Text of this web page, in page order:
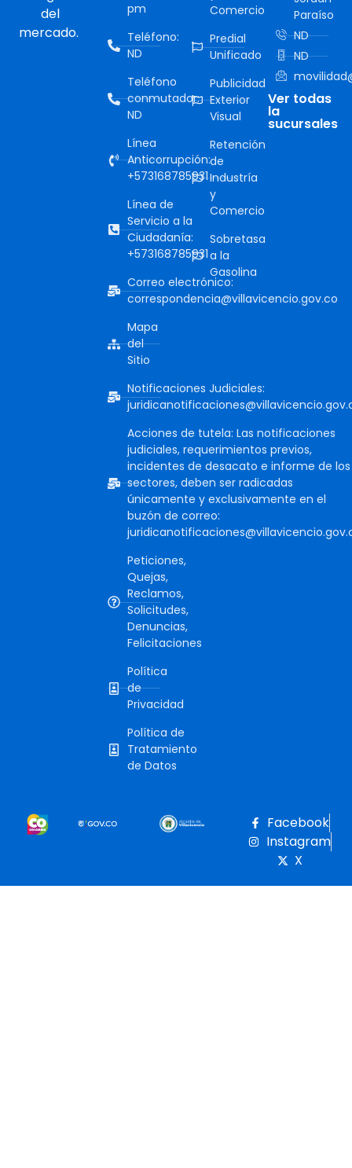
del
mercado.
pm
Teléfono:
ND
Teléfono
conmutador:
ND
Línea
Anticorrupción:
+573168785931
Línea de
Servicio a la
Ciudadanía:
+573168785931
Correo electrónico:
correspondencia@villavicencio.gov.co
Mapa
del
Sitio
Notificaciones Judiciales:
Acciones de tutela: Las notificaciones
judiciales, requerimientos previos,
incidentes de desacato e informe de los
sectores, deben ser radicadas
únicamente y exclusivamente en el
buzón de correo:
Peticiones,
Quejas,
Reclamos,
Solicitudes,
Denuncias,
Felicitaciones
Política
de
Privacidad
Política de
Tratamiento
de Datos
Comercio
Predial
Unificado
Publicidad
Exterior
Visual
Retención
de
Industría
y
Comercio
Sobretasa
a la
Gasolina
Paraíso
ND
ND
Ver todas
la
sucursales
Facebook
Instagram
X